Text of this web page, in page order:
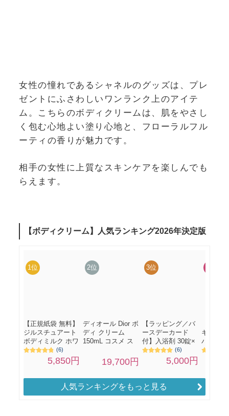
女性の憧れであるシャネルのグッズは、プレ
ゼントにふさわしいワンランク上のアイテ
ム。こちらのボディクリームは、肌をやさし
く包む心地よい塗り心地と、フローラルフル
ーティの香りが魅力です。
相手の女性に上質なスキンケアを楽しんでも
らえます。
人気ランキングをもっと見る